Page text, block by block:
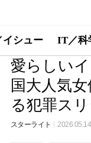
イシュー IT／科
愛らしい
国大人気
る犯罪ス
スターライト 2026.05.14